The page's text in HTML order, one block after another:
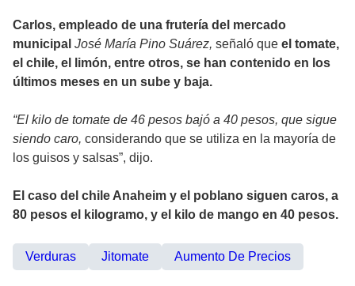
Carlos, empleado de una frutería del mercado
municipal José María Pino Suárez, señaló que el tomate,
el chile, el limón, entre otros, se han contenido en los
últimos meses en un sube y baja.
“El kilo de tomate de 46 pesos bajó a 40 pesos, que sigue
siendo caro, considerando que se utiliza en la mayoría de
los guisos y salsas”, dijo.
El caso del chile Anaheim y el poblano siguen caros, a
80 pesos el kilogramo, y el kilo de mango en 40 pesos.
Verduras Jitomate Aumento De Precios